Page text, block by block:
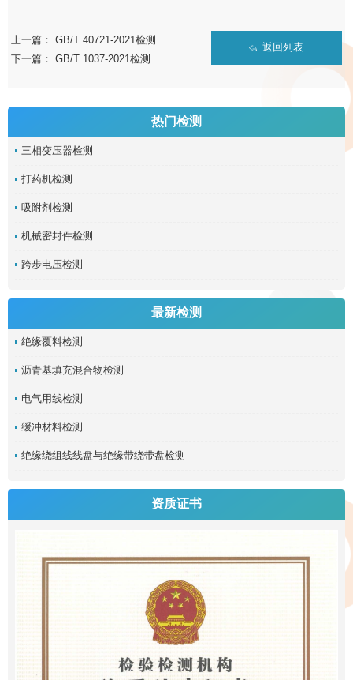
上一篇：GB/T 40721-2021检测
下一篇：GB/T 1037-2021检测
返回列表
热门检测
三相变压器检测
打药机检测
吸附剂检测
机械密封件检测
跨步电压检测
最新检测
绝缘覆料检测
沥青基填充混合物检测
电气用线检测
缓冲材料检测
绝缘绕组线线盘与绝缘带绕带盘检测
资质证书